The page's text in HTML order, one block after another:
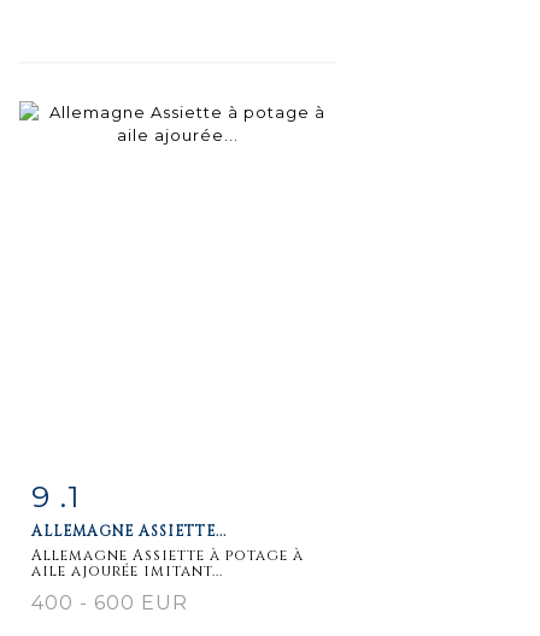
détaillée
9 .1
ALLEMAGNE ASSIETTE...
Allemagne Assiette à potage à
aile ajourée imitant...
400 - 600 EUR